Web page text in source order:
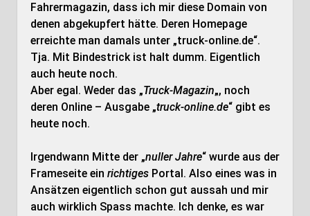
Fahrermagazin, dass ich mir diese Domain von
denen abgekupfert hätte. Deren Homepage
erreichte man damals unter „truck-online.de“.
Tja. Mit Bindestrick ist halt dumm. Eigentlich
auch heute noch.
Aber egal. Weder das „Truck-Magazin„, noch
deren Online – Ausgabe „truck-online.de“ gibt es
heute noch.
Irgendwann Mitte der „nuller Jahre“ wurde aus der
Frameseite ein richtigesPortal. Also eines was in
Ansätzen eigentlich schon gut aussah und mir
auch wirklich Spass machte. Ich denke, es war